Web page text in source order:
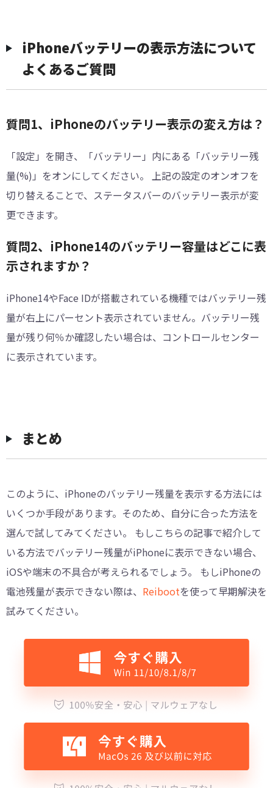
iPhoneバッテリーの表示方法について
よくあるご質問
質問1、iPhoneのバッテリー表示の変え方は？
「設定」を開き、「バッテリー」内にある「バッテリー残
量(%)」をオンにしてください。 上記の設定のオンオフを
切り替えることで、ステータスバーのバッテリー表示が変
更できます。
質問2、iPhone14のバッテリー容量はどこに表
示されますか？
iPhone14やFace IDが搭載されている機種ではバッテリー残
量が右上にパーセント表示されていません。バッテリー残
量が残り何％か確認したい場合は、コントロールセンター
に表示されています。
まとめ
このように、iPhoneのバッテリー残量を表示する方法には
いくつか手段があります。そのため、自分に合った方法を
選んで試してみてください。 もしこちらの記事で紹介して
いる方法でバッテリー残量がiPhoneに表示できない場合、
iOSや端末の不具合が考えられるでしょう。 もしiPhoneの
電池残量が表示できない際は、 Reibootを使って早期解決を
試みてください。